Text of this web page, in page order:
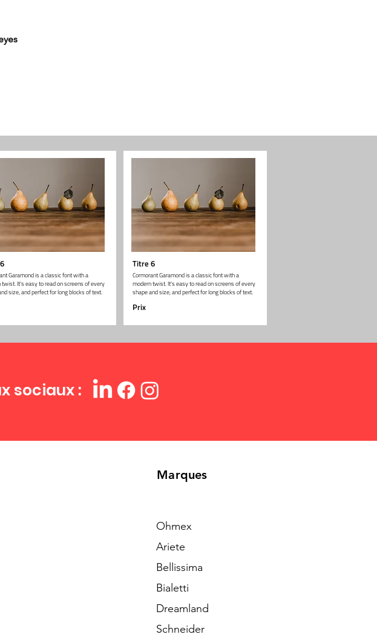
Garamond is a classic font with a
twist. It's easy to read on screens of every
size, and perfect for long blocks of text.
Titre 6
Cormorant Garamond is a classic font with a
modern twist. It's easy to read on screens of every
shape and size, and perfect for long blocks of text.
Prix
sociaux :
Marques
Ohmex
Ariete
Bellissima
Bialetti
Dreamland
Schneider